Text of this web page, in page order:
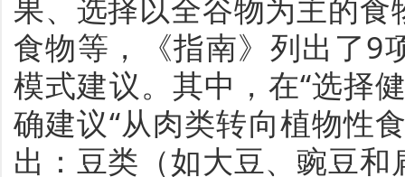
果、选择以全谷物为主的
食物等，《指南》列出了9
模式建议。其中，在“选择
确建议“从肉类转向植物性
出：豆类（如大豆、豌豆